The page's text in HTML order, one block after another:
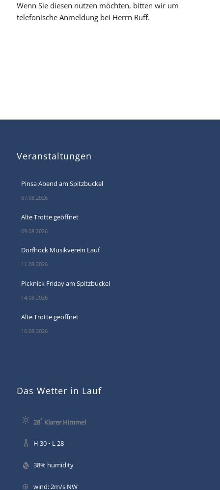
Wenn Sie diesen nutzen möchten, bitten wir um
telefonische Anmeldung bei Herrn Ruff.
Veranstaltungen
Pinsa Abend am Spitzbuckel
07.08.2026
Alte Trotte geöffnet
09.08.2026
Dorfhock Musikverein Lauf
11.08.2026
Picknick Friday am Spitzbuckel
14.08.2026
Alte Trotte geöffnet
16.08.2026
Das Wetter in Lauf
28°Klarer Himmel
H 30 • L 28
38% humidity
wind: 2m/s NW